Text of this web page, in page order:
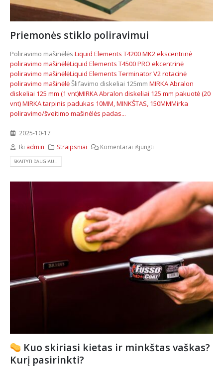
Priemonės stiklo poliravimui
Poliravimo mašinėlės Liquid Elements T4200 MK2 ekscentrinė
poliravimo mašinėlėLiquid Elements T4500 PRO ekcentrinė
poliravimo mašinėlėLiquid Elements Terminator V2 rotacinė
poliravimo mašinėlėŠlifavimo diskeliai 125mm MIRKA Abralon
diskeliai 125 mm (1 vnt)MIRKA Abralon diskeliai 125 mm pakuotė (20
vnt)MIRKA tarpinis padukas 10MM, MINKŠTAS, 150MMMirka
poliravimo/šveitimo mašinėlės padas...
2025-10-17
Iki admin Straipsniai Komentarai išjungti
SKAITYTI DAUGIAU...
Kuo skiriasi kietas ir minkštas vaškas?
Kurį pasirinkti?